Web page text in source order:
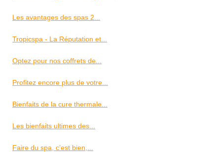
Les avantages des spas 2...
Tropicspa - La Réputation et...
Optez pour nos coffrets de...
Profitez encore plus de votre...
Bienfaits de la cure thermale...
Les bienfaits ultimes des...
Faire du spa, c’est bien,...